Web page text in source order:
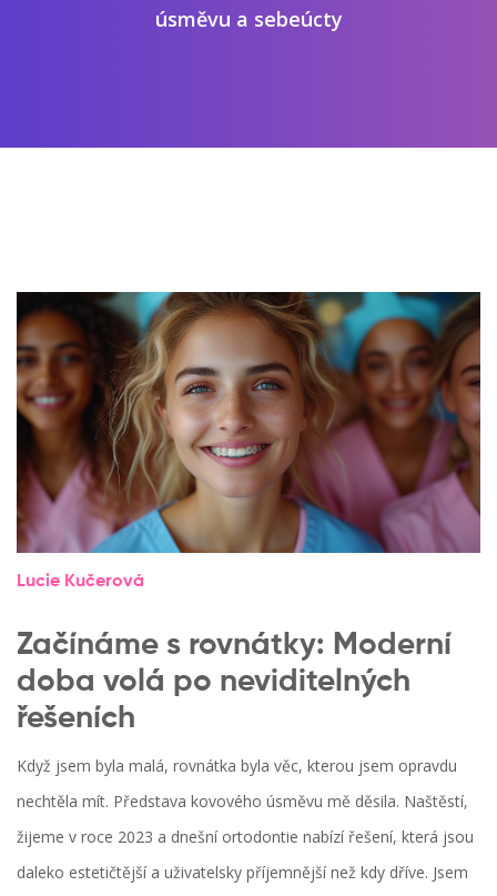
úsměvu a sebeúcty
Lucie Kučerová
Začínáme s rovnátky: Moderní
doba volá po neviditelných
řešeních
Když jsem byla malá, rovnátka byla věc, kterou jsem opravdu
nechtěla mít. Představa kovového úsměvu mě děsila. Naštěstí,
žijeme v roce 2023 a dnešní ortodontie nabízí řešení, která jsou
daleko estetičtější a uživatelsky příjemnější než kdy dříve. Jsem